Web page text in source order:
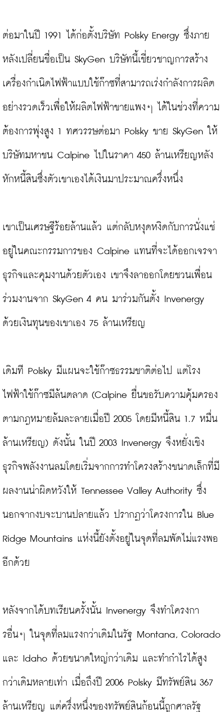
ต่อมาในปี 1991 ได้ก่อตั้งบริษัท Polsky Energy ซึ่งภาย
หลังเปลี่ยนชื่อเป็น SkyGen บริษัทนี้เชี่ยวชาญการสร้าง
เครื่องกำเนิดไฟฟ้าแบบใช้ก๊าซที่สามารถเร่งกำลังการผลิต
อย่างรวดเร็วเพื่อให้ผลิตไฟฟ้าขายแพงๆ ได้ในช่วงที่ความ
ต้องการพุ่งสูง 1 ทศวรรษต่อมา Polsky ขาย SkyGen ให้
บริษัทมหาชน Calpine ไปในราคา 450 ล้านเหรียญหลัง
หักหนี้สินซึ่งตัวเขาเองได้เงินมาประมาณครึ่งหนึ่ง
เขาเป็นเศรษฐีร้อยล้านแล้ว แต่กลับหงุดหงิดกับการนั่งแช่
อยู่ในคณะกรรมการของ Calpine แทนที่จะได้ออกเจรจา
ธุรกิจและคุมงานด้วยตัวเอง เขาจึงลาออกโดยชวนเพื่อน
ร่วมงานจาก SkyGen 4 คน มาร่วมกันตั้ง Invenergy
ด้วยเงินทุนของเขาเอง 75 ล้านเหรียญ
เดิมที Polsky มีแผนจะใช้ก๊าซธรรมชาติต่อไป แต่โรง
ไฟฟ้าใช้ก๊าซมีล้นตลาด (Calpine ยื่นขอรับความคุ้มครอง
ตามกฎหมายล้มละลายเมื่อปี 2005 โดยมีหนี้สิน 1.7 หมื่น
ล้านเหรียญ) ดังนั้น ในปี 2003 Invenergy จึงหยั่งเชิง
ธุรกิจพลังงานลมโดยเริ่มจากการทำโครงสร้างขนาดเล็กที่มี
ผลงานน่าผิดหวังให้ Tennessee Valley Authority ซึ่ง
นอกจากงบจะบานปลายแล้ว ปรากฏว่าโครงการใน Blue
Ridge Mountains แห่งนี้ยังตั้งอยู่ในจุดที่ลมพัดไม่แรงพอ
อีกด้วย
หลังจากได้บทเรียนครั้งนั้น Invenergy จึงทำโครงกา
รอื่นๆ ในจุดที่ลมแรงกว่าเดิมในรัฐ Montana, Colorado
และ Idaho ด้วยขนาดใหญ่กว่าเดิม และทำกำไรได้สูง
กว่าเดิมหลายเท่า เมื่อถึงปี 2006 Polsky มีทรัพย์สิน 367
ล้านเหรียญ แต่ครึ่งหนึ่งของทรัพย์สินก้อนนี้ถูกศาลรัฐ